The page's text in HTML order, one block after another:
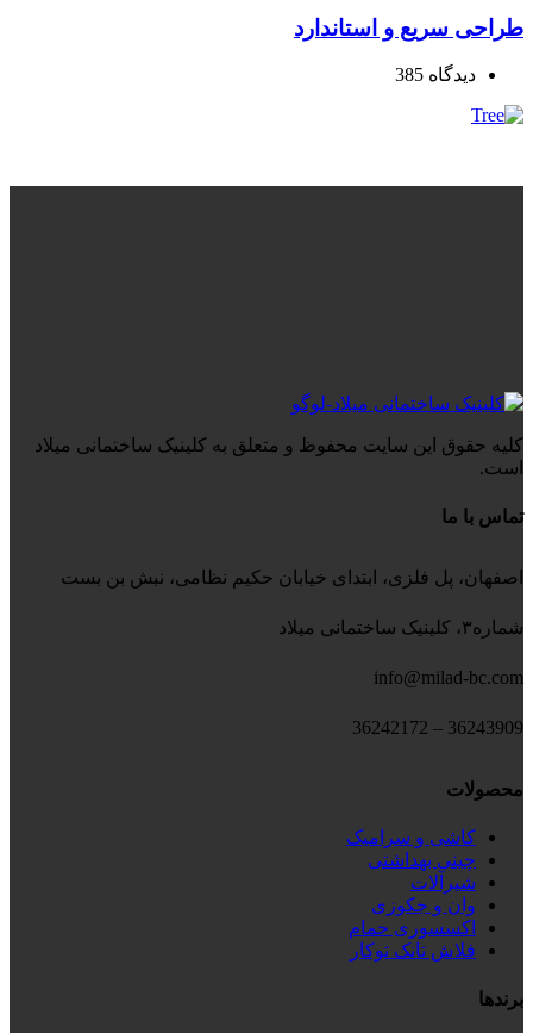
طراحی سریع و استاندارد
دیدگاه 385
کلیه حقوق این سایت محفوظ و متعلق به کلینیک ساختمانی میلاد
است.
تماس با ما
اصفهان، پل فلزی، ابتدای خیابان حکیم نظامی، نبش بن بست
شماره۳، کلینیک ساختمانی میلاد
info@milad-bc.com
36243909 – 36242172
محصولات
کاشی و سرامیک
چینی بهداشتی
شیرآلات
وان و جکوزی
اکسسوری حمام
فلاش تانک توکار
برندها